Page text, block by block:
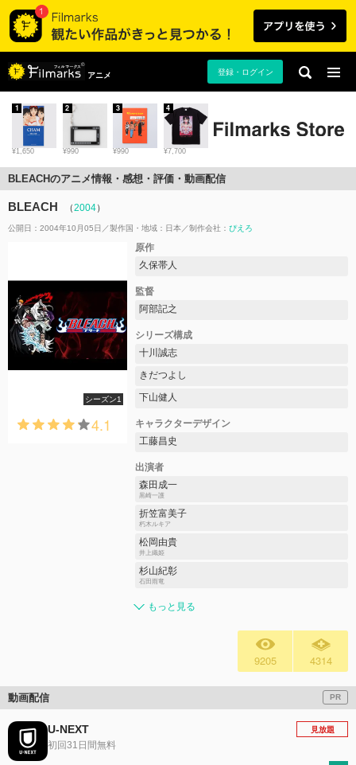
アニメ 登録・ログイン
¥1,650
1
¥990
2
¥990
3
¥7,700
4
BLEACHのアニメ情報・感想・評価・動画配信
BLEACH （2004）
公開日：2004年10月05日 製作国・地域： 日本 制作会社： ぴえろ
シーズン1
4.1
原作
久保帯人
監督
阿部記之
シリーズ構成
十川誠志
きだつよし
下山健人
キャラクターデザイン
工藤昌史
出演者
森田成一
黒崎一護
折笠富美子
朽木ルキア
松岡由貴
井上織姫
杉山紀彰
石田雨竜
もっと見る
9205 4314
動画配信 PR
U-NEXT
初回31日間無料
見放題